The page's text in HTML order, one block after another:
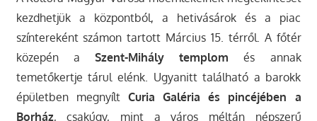
kezdhetjük a központból, a hetivásárok és a piac
színtereként számon tartott Március 15. térről. A főtér
közepén a Szent-Mihály templom és annak
temetőkertje tárul elénk. Ugyanitt található a barokk
épületben megnyílt Curia Galéria és pincéjében a
Borház, csakúgy, mint a város méltán népszerű